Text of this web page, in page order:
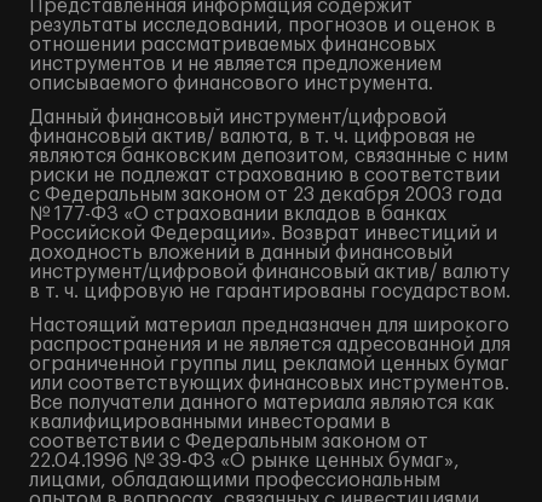
Представленная информация содержит
результаты исследований, прогнозов и оценок в
отношении рассматриваемых финансовых
инструментов и не является предложением
описываемого финансового инструмента.
Данный финансовый инструмент/цифровой
финансовый актив/ валюта, в т. ч. цифровая не
являются банковским депозитом, связанные с ним
риски не подлежат страхованию в соответствии
с Федеральным законом от 23 декабря 2003 года
№ 177-ФЗ «О страховании вкладов в банках
Российской Федерации». Возврат инвестиций и
доходность вложений в данный финансовый
инструмент/цифровой финансовый актив/ валюту
в т. ч. цифровую не гарантированы государством.
Настоящий материал предназначен для широкого
распространения и не является адресованной для
ограниченной группы лиц рекламой ценных бумаг
или соответствующих финансовых инструментов.
Все получатели данного материала являются как
квалифицированными инвесторами в
соответствии с Федеральным законом от
22.04.1996 № 39-ФЗ «О рынке ценных бумаг»,
лицами, обладающими профессиональным